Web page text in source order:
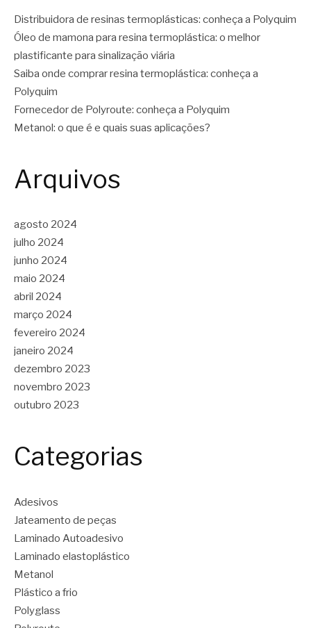
Distribuidora de resinas termoplásticas: conheça a Polyquim
Óleo de mamona para resina termoplástica: o melhor
plastificante para sinalização viária
Saiba onde comprar resina termoplástica: conheça a
Polyquim
Fornecedor de Polyroute: conheça a Polyquim
Metanol: o que é e quais suas aplicações?
Arquivos
agosto 2024
julho 2024
junho 2024
maio 2024
abril 2024
março 2024
fevereiro 2024
janeiro 2024
dezembro 2023
novembro 2023
outubro 2023
Categorias
Adesivos
Jateamento de peças
Laminado Autoadesivo
Laminado elastoplástico
Metanol
Plástico a frio
Polyglass